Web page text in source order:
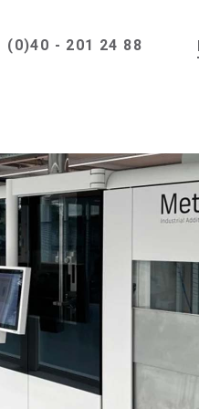
(0)40 - 201 24 88